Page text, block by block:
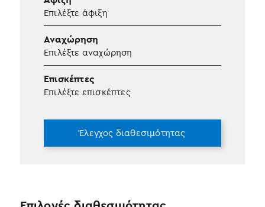
Επιλέξτε άφιξη
Αναχώρηση
Επιλέξτε αναχώρηση
Επισκέπτες
Επιλέξτε επισκέπτες
Έλεγχος διαθεσιμότητας